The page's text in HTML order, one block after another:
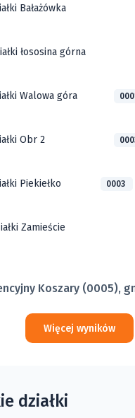
Bałażówka
łososina górna
Walowa góra
Obr 2
Piekiełko 0003
Zamieście
Koszary (0005),
Więcej wyników
działki